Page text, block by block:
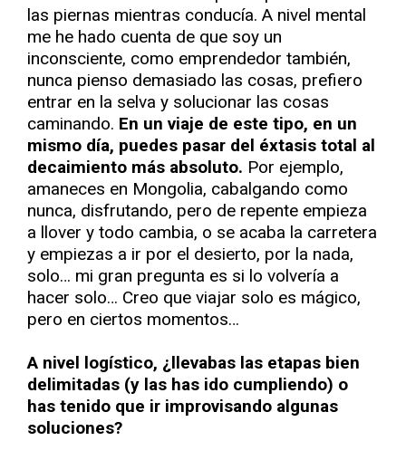
las piernas mientras conducía. A nivel mental
me he hado cuenta de que soy un
inconsciente, como emprendedor también,
nunca pienso demasiado las cosas, prefiero
entrar en la selva y solucionar las cosas
caminando. En un viaje de este tipo, en un
mismo día, puedes pasar del éxtasis total al
decaimiento más absoluto. Por ejemplo,
amaneces en Mongolia, cabalgando como
nunca, disfrutando, pero de repente empieza
a llover y todo cambia, o se acaba la carretera
y empiezas a ir por el desierto, por la nada,
solo… mi gran pregunta es si lo volvería a
hacer solo… Creo que viajar solo es mágico,
pero en ciertos momentos…
A nivel logístico, ¿llevabas las etapas bien
delimitadas (y las has ido cumpliendo) o
has tenido que ir improvisando algunas
soluciones?